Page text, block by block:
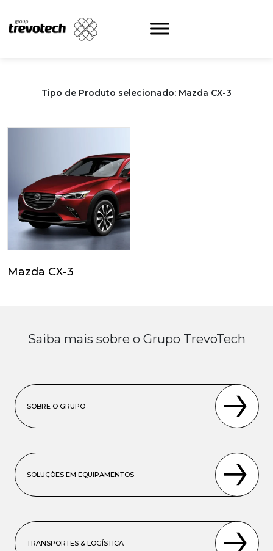
content
Tipo de Produto selecionado: Mazda CX-3
Mazda CX-3
Saiba mais sobre o Grupo TrevoTech
SOBRE O GRUPO
SOLUÇÕES EM EQUIPAMENTOS
TRANSPORTES & LOGÍSTICA